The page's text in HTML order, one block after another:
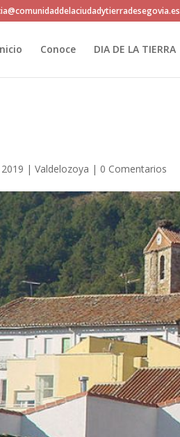
Conoce DIA DE LA TIERRA
|Valdelozoya | 0 Comentarios